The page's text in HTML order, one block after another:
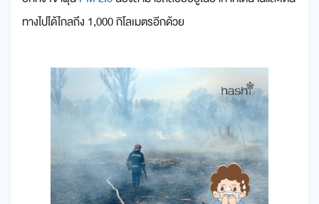
ทางไปได้ไกลถึง 1,000 กิโลเมตรอีกด้วย